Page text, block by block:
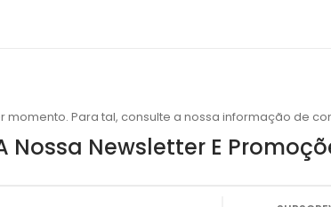
Para tal, consulte a nossa informação de
Nossa Newsletter E